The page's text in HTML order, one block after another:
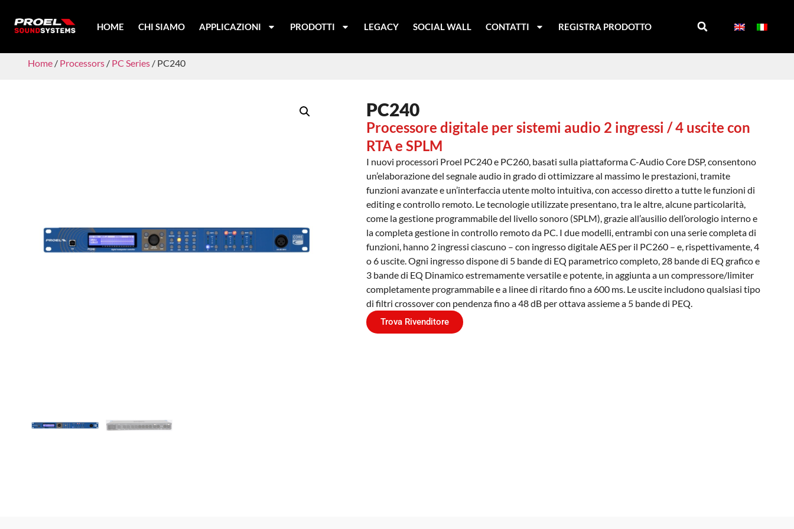
HOME CHI SIAMO APPLICAZIONI PRODOTTI LEGACY SOCIAL WALL CONTATTI REGISTRA PRODOTTO
Home / Processors / PC Series / PC240
PC240
Processore digitale per sistemi audio 2 ingressi / 4 uscite con
RTA e SPLM
I nuovi processori Proel PC240 e PC260, basati sulla piattaforma C-Audio Core DSP, consentono
un’elaborazione del segnale audio in grado di ottimizzare al massimo le prestazioni, tramite
funzioni avanzate e un’interfaccia utente molto intuitiva, con accesso diretto a tutte le funzioni di
editing e controllo remoto. Le tecnologie utilizzate presentano, tra le altre, alcune particolarità,
come la gestione programmabile del livello sonoro (SPLM), grazie all’ausilio dell’orologio interno e
la completa gestione in controllo remoto da PC. I due modelli, entrambi con una serie completa di
funzioni, hanno 2 ingressi ciascuno – con ingresso digitale AES per il PC260 – e, rispettivamente, 4
o 6 uscite. Ogni ingresso dispone di 5 bande di EQ parametrico completo, 28 bande di EQ grafico e
3 bande di EQ Dinamico estremamente versatile e potente, in aggiunta a un compressore/limiter
completamente programmabile e a linee di ritardo fino a 600 ms. Le uscite includono qualsiasi tipo
di filtri crossover con pendenza fino a 48 dB per ottava assieme a 5 bande di PEQ.
Trova Rivenditore